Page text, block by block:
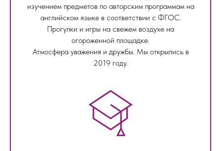
изучением предметов по авторским программам на
английском языке в соответствии с ФГОС.
Прогулки и игры на свежем воздухе на
огороженной площадке.
Атмосфера уважения и дружбы. Мы открылись в
2019 году.